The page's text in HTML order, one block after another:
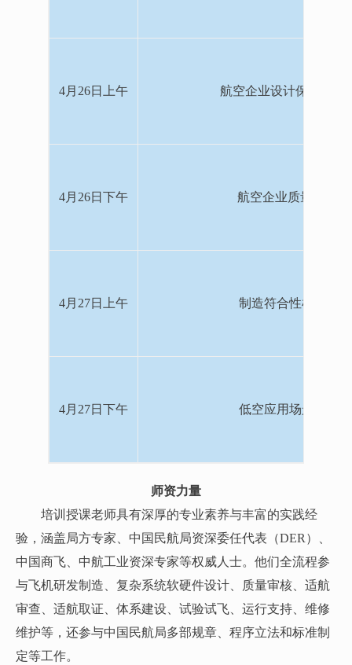
4月26日上午 航空企业设计保证体系
4月26日下午 航空企业质量体系
4月27日上午 制造符合性检查适
4月27日下午 低空应用场景全谱
师资力量
培训授课老师具有深厚的专业素养与丰富的实践经
验，涵盖局方专家、中国民航局资深委任代表（DER）、
中国商飞、中航工业资深专家等权威人士。他们全流程参
与飞机研发制造、复杂系统软硬件设计、质量审核、适航
审查、适航取证、体系建设、试验试飞、运行支持、维修
维护等，还参与中国民航局多部规章、程序立法和标准制
定等工作。